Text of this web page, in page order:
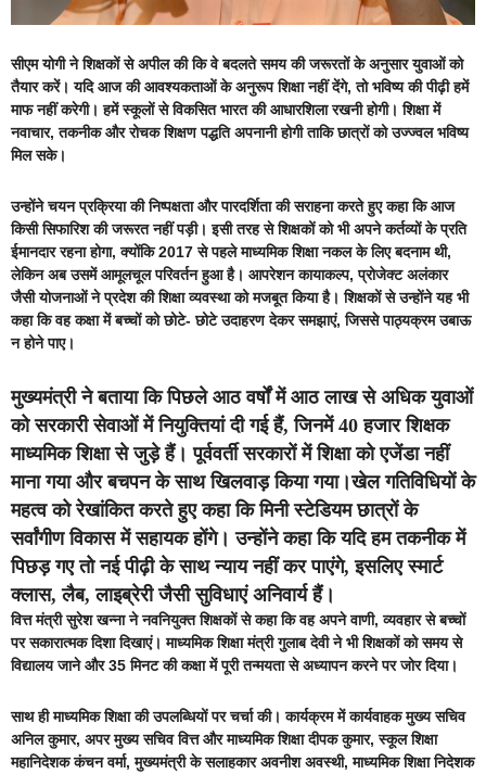
सीएम योगी ने शिक्षकों से अपील की कि वे बदलते समय की जरूरतों के अनुसार युवाओं को
तैयार करें। यदि आज की आवश्यकताओं के अनुरूप शिक्षा नहीं देंगे, तो भविष्य की पीढ़ी हमें
माफ नहीं करेगी। हमें स्कूलों से विकसित भारत की आधारशिला रखनी होगी। शिक्षा में
नवाचार, तकनीक और रोचक शिक्षण पद्धति अपनानी होगी ताकि छात्रों को उज्ज्वल भविष्य
मिल सके।
उन्होंने चयन प्रक्रिया की निष्पक्षता और पारदर्शिता की सराहना करते हुए कहा कि आज
किसी सिफारिश की जरूरत नहीं पड़ी। इसी तरह से शिक्षकों को भी अपने कर्तव्यों के प्रति
ईमानदार रहना होगा, क्योंकि 2017 से पहले माध्यमिक शिक्षा नकल के लिए बदनाम थी,
लेकिन अब उसमें आमूलचूल परिवर्तन हुआ है। आपरेशन कायाकल्प, प्रोजेक्ट अलंकार
जैसी योजनाओं ने प्रदेश की शिक्षा व्यवस्था को मजबूत किया है। शिक्षकों से उन्होंने यह भी
कहा कि वह कक्षा में बच्चों को छोटे- छोटे उदाहरण देकर समझाएं, जिससे पाठ्यक्रम उबाऊ
न होने पाए।
मुख्यमंत्री ने बताया कि पिछले आठ वर्षों में आठ लाख से अधिक युवाओं
को सरकारी सेवाओं में नियुक्तियां दी गई हैं, जिनमें 40 हजार शिक्षक
माध्यमिक शिक्षा से जुड़े हैं। पूर्ववर्ती सरकारों में शिक्षा को एजेंडा नहीं
माना गया और बचपन के साथ खिलवाड़ किया गया।खेल गतिविधियों के
महत्व को रेखांकित करते हुए कहा कि मिनी स्टेडियम छात्रों के
सर्वांगीण विकास में सहायक होंगे। उन्होंने कहा कि यदि हम तकनीक में
पिछड़ गए तो नई पीढ़ी के साथ न्याय नहीं कर पाएंगे, इसलिए स्मार्ट
क्लास, लैब, लाइब्रेरी जैसी सुविधाएं अनिवार्य हैं।
वित्त मंत्री सुरेश खन्ना ने नवनियुक्त शिक्षकों से कहा कि वह अपने वाणी, व्यवहार से बच्चों
पर सकारात्मक दिशा दिखाएं। माध्यमिक शिक्षा मंत्री गुलाब देवी ने भी शिक्षकों को समय से
विद्यालय जाने और 35 मिनट की कक्षा में पूरी तन्मयता से अध्यापन करने पर जोर दिया।
साथ ही माध्यमिक शिक्षा की उपलब्धियों पर चर्चा की। कार्यक्रम में कार्यवाहक मुख्य सचिव
अनिल कुमार, अपर मुख्य सचिव वित्त और माध्यमिक शिक्षा दीपक कुमार, स्कूल शिक्षा
महानिदेशक कंचन वर्मा, मुख्यमंत्री के सलाहकार अवनीश अवस्थी, माध्यमिक शिक्षा निदेशक